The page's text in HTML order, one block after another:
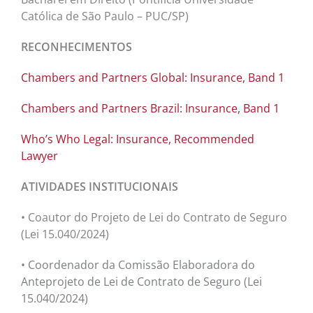
Católica de São Paulo – PUC/SP)
RECONHECIMENTOS
Chambers and Partners Global: Insurance, Band 1
Chambers and Partners Brazil: Insurance, Band 1
Who’s Who Legal: Insurance, Recommended
Lawyer
ATIVIDADES INSTITUCIONAIS
• Coautor do Projeto de Lei do Contrato de Seguro
(Lei 15.040/2024)
• Coordenador da Comissão Elaboradora do
Anteprojeto de Lei de Contrato de Seguro (Lei
15.040/2024)